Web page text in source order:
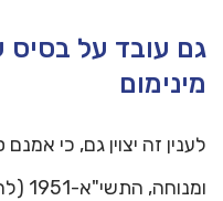
גם עובד על בסיס
מינימום